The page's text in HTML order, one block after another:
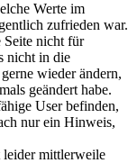
Werte im
zufrieden war.
Seite nicht für
nicht in die
wieder ändern,
geändert habe.
User befinden,
nur ein Hinweis,
leider mittlerweile